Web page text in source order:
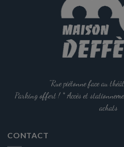
"Rue piétonne face au
Parking offert ! * Accès et
achats
CONTACT